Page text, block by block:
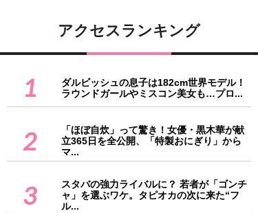
アクセスランキング
1
ダルビッシュの息子は182cm世界モデル！
ラウンドガールやミスコン美女も…プロ...
2
「ほぼ自炊」って驚き！女優・黒木華が献
立365日を全公開、「特製おにぎり」から
マ...
3
スタバの強力ライバルに？ 若者が「ゴンチ
ャ」を選ぶワケ。タピオカの次に来た“フ
ル...